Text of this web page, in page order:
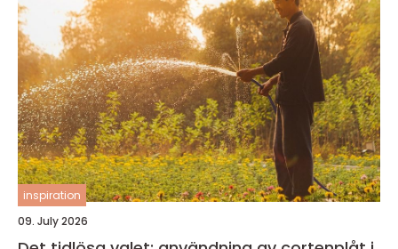
inspiration
09. July 2026